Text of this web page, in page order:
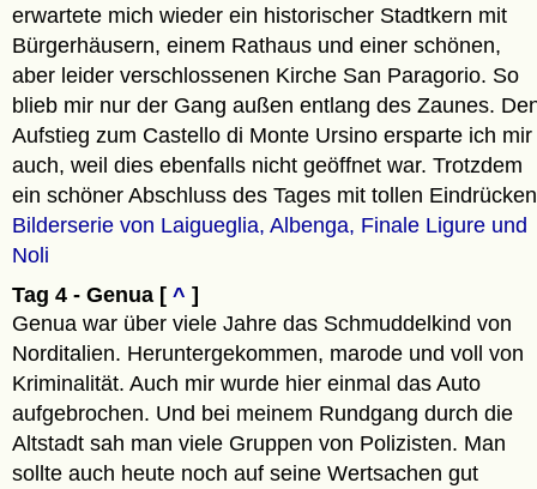
erwartete mich wieder ein historischer Stadtkern mit
Bürgerhäusern, einem Rathaus und einer schönen,
aber leider verschlossenen Kirche San Paragorio. So
blieb mir nur der Gang außen entlang des Zaunes.
Aufstieg zum Castello di Monte Ursino ersparte ich mir
auch, weil dies ebenfalls nicht geöffnet war. Trotzdem
ein schöner Abschluss des Tages mit tollen
Bilderserie von Laigueglia, Albenga, Finale Ligure und
Noli
Tag 4 - Genua [ ^ ]
Genua war über viele Jahre das Schmuddelkind von
Norditalien. Heruntergekommen, marode und voll von
Kriminalität. Auch mir wurde hier einmal das Auto
aufgebrochen. Und bei meinem Rundgang durch die
Altstadt sah man viele Gruppen von Polizisten. Man
sollte auch heute noch auf seine Wertsachen gut